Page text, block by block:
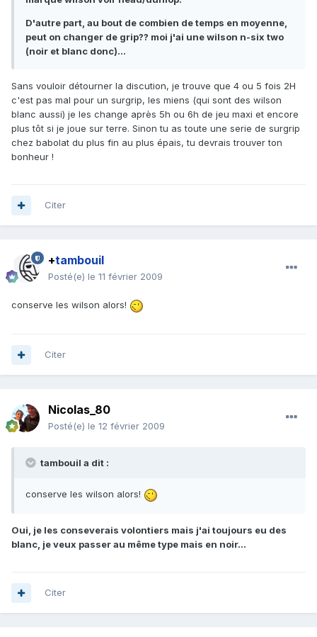
D'autre part, au bout de combien de temps en moyenne,
peut on changer de grip?? moi j'ai une wilson n-six two
(noir et blanc donc)...
Sans vouloir détourner la discution, je trouve que 4 ou 5 fois 2H
c'est pas mal pour un surgrip, les miens (qui sont des wilson
blanc aussi) je les change après 5h ou 6h de jeu maxi et encore
plus tôt si je joue sur terre. Sinon tu as toute une serie de surgrip
chez babolat du plus fin au plus épais, tu devrais trouver ton
bonheur !
Citer
+tambouil
Posté(e) le 11 février 2009
conserve les wilson alors!
Citer
Nicolas_80
Posté(e) le 12 février 2009
tambouil a dit :
conserve les wilson alors!
Oui, je les conseverais volontiers mais j'ai toujours eu des
blanc, je veux passer au même type mais en noir...
Citer